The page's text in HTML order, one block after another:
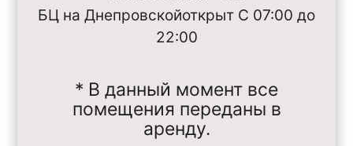
БЦ на Днепровскойоткрыт С 07:00 до
22:00
* В данный момент все
помещения переданы в
аренду.